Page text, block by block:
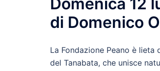
di Domenico
La Fondazione Peano è lieta
del Tanabata, che unisce